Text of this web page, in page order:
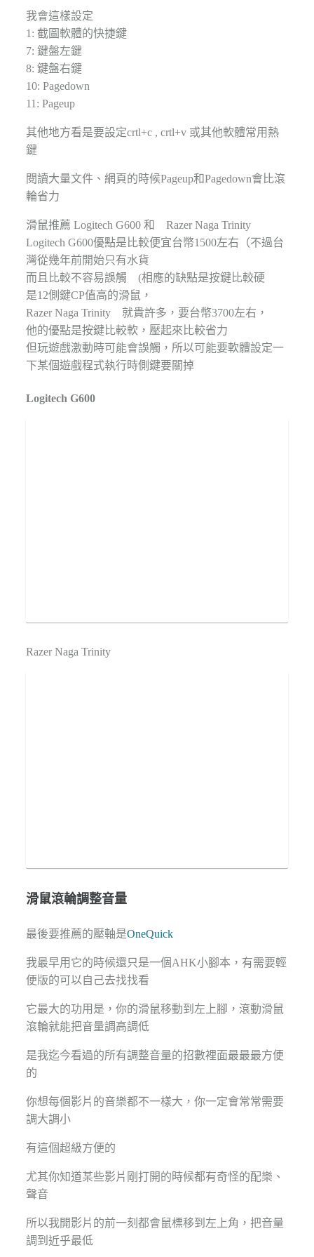
我會這樣設定
1: 截圖軟體的快捷鍵
7: 鍵盤左鍵
8: 鍵盤右鍵
10: Pagedown
11: Pageup
其他地方看是要設定crtl+c , crtl+v 或其他軟體常用熱
鍵
閱讀大量文件、網頁的時候Pageup和Pagedown會比滾
輪省力
滑鼠推薦 Logitech G600 和 Razer Naga Trinity
Logitech G600優點是比較便宜台幣1500左右（不過台
灣從幾年前開始只有水貨
而且比較不容易誤觸 (相應的缺點是按鍵比較硬
是12側鍵CP值高的滑鼠，
Razer Naga Trinity 就貴許多，要台幣3700左右，
他的優點是按鍵比較軟，壓起來比較省力
但玩遊戲激動時可能會誤觸，所以可能要軟體設定一
下某個遊戲程式執行時側鍵要關掉
Logitech G600
Razer Naga Trinity
滑鼠滾輪調整音量
最後要推薦的壓軸是OneQuick
我最早用它的時候還只是一個AHK小腳本，有需要輕
便版的可以自己去找找看
它最大的功用是，你的滑鼠移動到左上腳，滾動滑鼠
滾輪就能把音量調高調低
是我迄今看過的所有調整音量的招數裡面最最最方便
的
你想每個影片的音樂都不一樣大，你一定會常常需要
調大調小
有這個超級方便的
尤其你知道某些影片剛打開的時候都有奇怪的配樂、
聲音
所以我開影片的前一刻都會鼠標移到左上角，把音量
調到近乎最低